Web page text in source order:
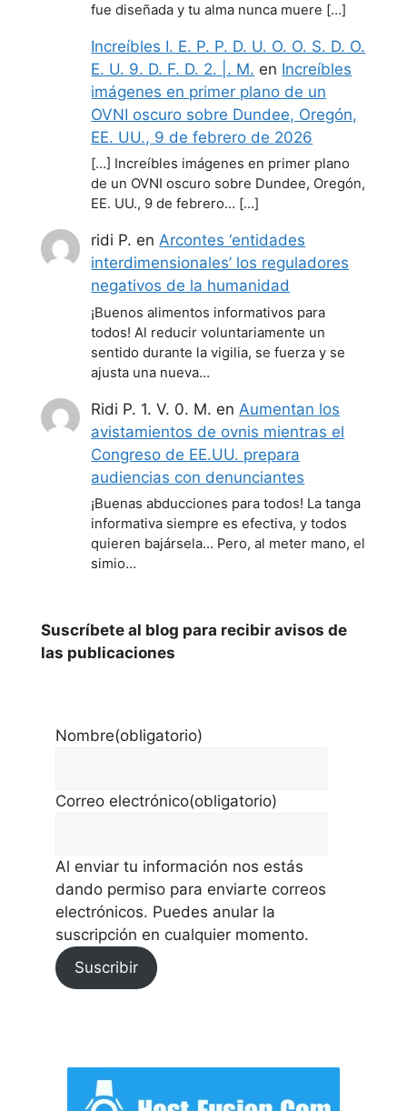
fue diseñada y tu alma nunca muere […]
Increíbles I. E. P. P. D. U. O. O. S. D. O.
E. U. 9. D. F. D. 2. |. M. en Increíbles
imágenes en primer plano de un
OVNI oscuro sobre Dundee, Oregón,
EE. UU., 9 de febrero de 2026
[…] Increíbles imágenes en primer plano
de un OVNI oscuro sobre Dundee, Oregón,
EE. UU., 9 de febrero… […]
ridi P. enArcontes ‘entidades
interdimensionales’ los reguladores
negativos de la humanidad
¡Buenos alimentos informativos para
todos! Al reducir voluntariamente un
sentido durante la vigilia, se fuerza y se
ajusta una nueva…
Ridi P. 1. V. 0. M. en Aumentan los
avistamientos de ovnis mientras el
Congreso de EE.UU. prepara
audiencias con denunciantes
¡Buenas abducciones para todos! La tanga
informativa siempre es efectiva, y todos
quieren bajársela... Pero, al meter mano, el
simio…
Suscríbete al blog para recibir avisos de
las publicaciones
Nombre(obligatorio)
Correo electrónico(obligatorio)
Al enviar tu información nos estás
dando permiso para enviarte correos
electrónicos. Puedes anular la
suscripción en cualquier momento.
Suscribir